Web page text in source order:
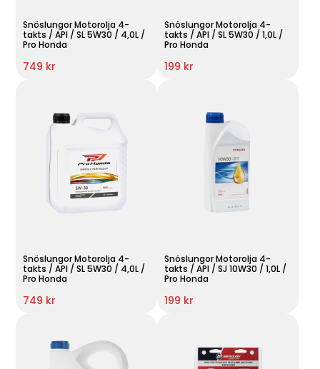
Snöslungor Motorolja 4-
takts / API / SL 5W30 / 4,0L /
Pro Honda
749 kr
Snöslungor Motorolja 4-
takts / API / SL 5W30 / 1,0L /
Pro Honda
199 kr
Snöslungor Motorolja 4-
takts / API / SL 5W30 / 4,0L /
Pro Honda
749 kr
Snöslungor Motorolja 4-
takts / API / SJ 10W30 / 1,0L /
Pro Honda
199 kr